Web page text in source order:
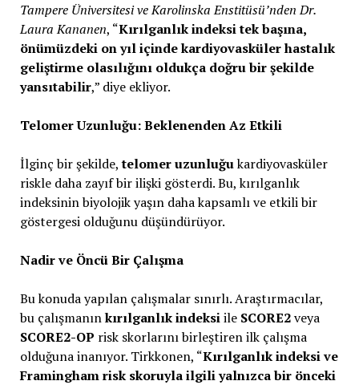
Tampere Üniversitesi ve Karolinska Enstitüsü’nden Dr.
Laura Kananen, “Kırılganlık indeksi tek başına,
önümüzdeki on yıl içinde kardiyovasküler hastalık
geliştirme olasılığını oldukça doğru bir şekilde
yansıtabilir,” diye ekliyor.
Telomer Uzunluğu: Beklenenden Az Etkili
İlginç bir şekilde,telomer uzunluğukardiyovasküler
riskle daha zayıf bir ilişki gösterdi. Bu, kırılganlık
indeksinin biyolojik yaşın daha kapsamlı ve etkili bir
göstergesi olduğunu düşündürüyor.
Nadir ve Öncü Bir Çalışma
Bu konuda yapılan çalışmalar sınırlı. Araştırmacılar,
bu çalışmanınkırılganlık indeksiile SCORE2veya
SCORE2-OP risk skorlarını birleştiren ilk çalışma
olduğuna inanıyor. Tirkkonen, “Kırılganlık indeksi ve
Framingham risk skoruyla ilgili yalnızca bir önceki